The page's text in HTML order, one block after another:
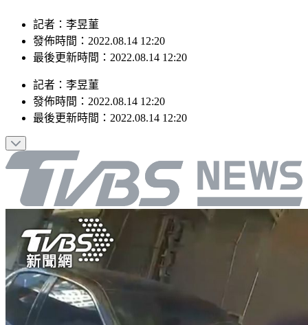
記者：李昱菫
發佈時間：2022.08.14 12:20
最後更新時間：2022.08.14 12:20
記者 ： 李昱菫
發佈時間： 2022.08.14 12:20
最後更新時間： 2022.08.14 12:20